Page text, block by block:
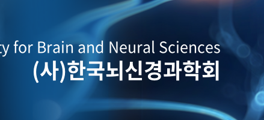
for Brain and Neural Sciences
(사)한국뇌신경과학회